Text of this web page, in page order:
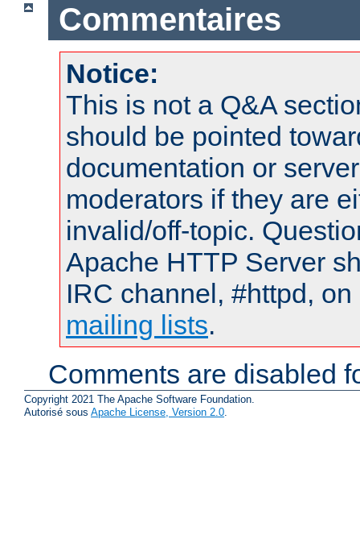
Commentaires
Notice:
This is not a Q&A
should be pointed
documentation or
moderators if they are
invalid/off-topic.
Apache HTTP Server
IRC channel, #httpd,
mailing lists.
Comments are disabled
Copyright 2021 The Apache Software Foundation.
Autorisé sous Apache License, Version 2.0.